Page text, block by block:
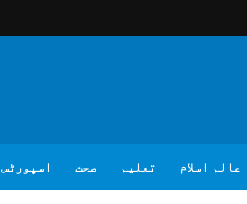
عالم اسلام تعلیم صحت اسپورٹس